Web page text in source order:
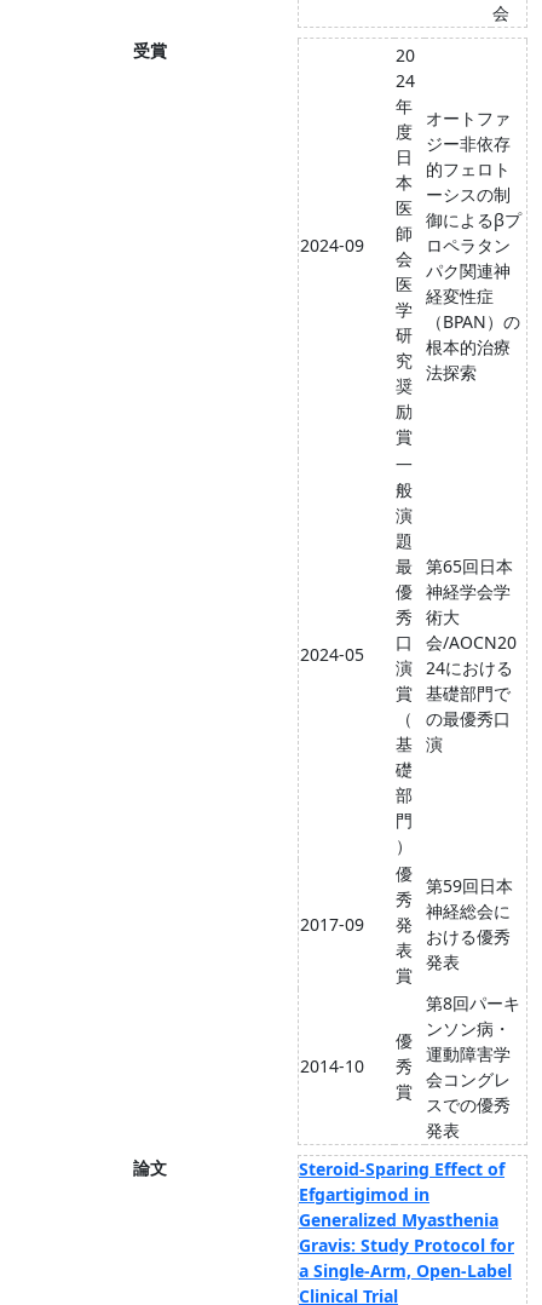
会
受賞
2024-09
20
24
年
度
日
本
医
師
会
医
学
研
究
奨
励
賞
オートファ
ジー非依存
的フェロト
ーシスの制
御によるβプ
ロペラタン
パク関連神
経変性症
（BPAN）の
根本的治療
法探索
2024-05
一
般
演
題
最
優
秀
口
演
賞
（
基
礎
部
門
）
第65回日本
神経学会学
術大
会/AOCN20
24における
基礎部門で
の最優秀口
演
2017-09
優
秀
発
表
賞
第59回日本
神経総会に
おける優秀
発表
2014-10
優
秀
賞
第8回パーキ
ンソン病・
運動障害学
会コングレ
スでの優秀
発表
論文
Steroid-Sparing Effect of
Efgartigimod in
Generalized Myasthenia
Gravis: Study Protocol for
a Single-Arm, Open-Label
Clinical Trial